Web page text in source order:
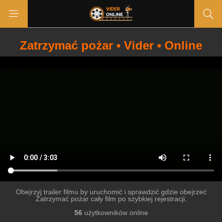
Zatrzymać pożar • Vider • Online
Obejrzyj trailer filmu by uruchomić i sprawdzić gdzie obejrzeć
Zatrzymać pożar cały film po szybkiej rejestracji.
56użytkowników online